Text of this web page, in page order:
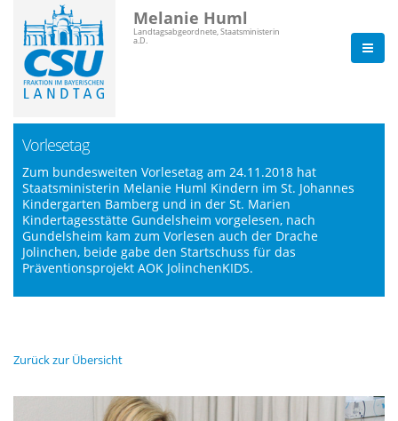
Melanie Huml
Landtagsabgeordnete, Staatsministerin
a.D.
Vorlesetag
Zum bundesweiten Vorlesetag am 24.11.2018 hat
Staatsministerin Melanie Huml Kindern im St. Johannes
Kindergarten Bamberg und in der St. Marien
Kindertagesstätte Gundelsheim vorgelesen, nach
Gundelsheim kam zum Vorlesen auch der Drache
Jolinchen, beide gabe den Startschuss für das
Präventionsprojekt AOK JolinchenKIDS.
Zurück zur Übersicht